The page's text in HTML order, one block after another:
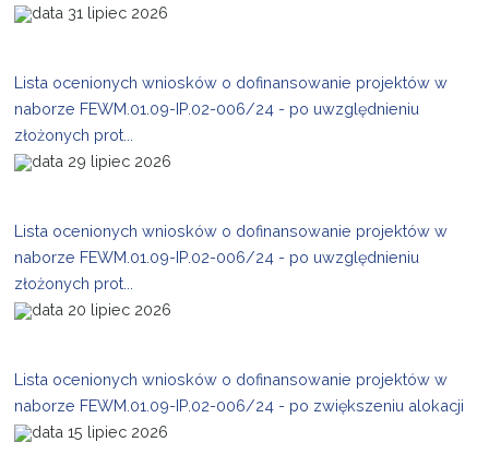
31 lipiec 2026
Lista ocenionych wniosków o dofinansowanie projektów w
naborze FEWM.01.09-IP.02-006/24 - po uwzględnieniu
złożonych prot...
29 lipiec 2026
Lista ocenionych wniosków o dofinansowanie projektów w
naborze FEWM.01.09-IP.02-006/24 - po uwzględnieniu
złożonych prot...
20 lipiec 2026
Lista ocenionych wniosków o dofinansowanie projektów w
naborze FEWM.01.09-IP.02-006/24 - po zwiększeniu alokacji
15 lipiec 2026